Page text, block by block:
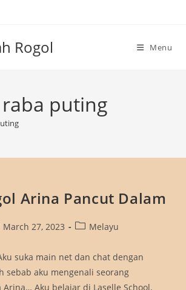
Rogol Menu
puting
Arina Pancut Dalam
March 27, 2023
PostMelayu
suka main net dan chat dengan
sebab aku mengenali seorang
Aku belajar di Laselle School.